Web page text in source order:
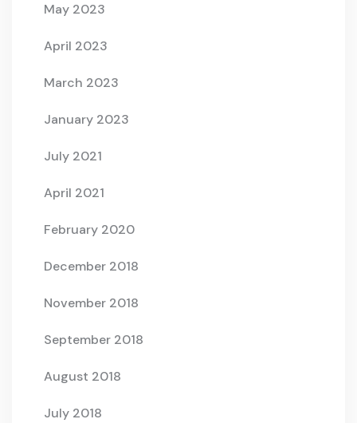
May 2023
April 2023
March 2023
January 2023
July 2021
April 2021
February 2020
December 2018
November 2018
September 2018
August 2018
July 2018